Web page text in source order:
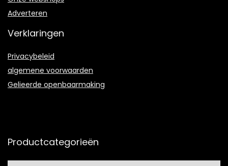
Adverteren
Verklaringen
Privacybeleid
algemene voorwaarden
Gelieerde openbaarmaking
Productcategorieën